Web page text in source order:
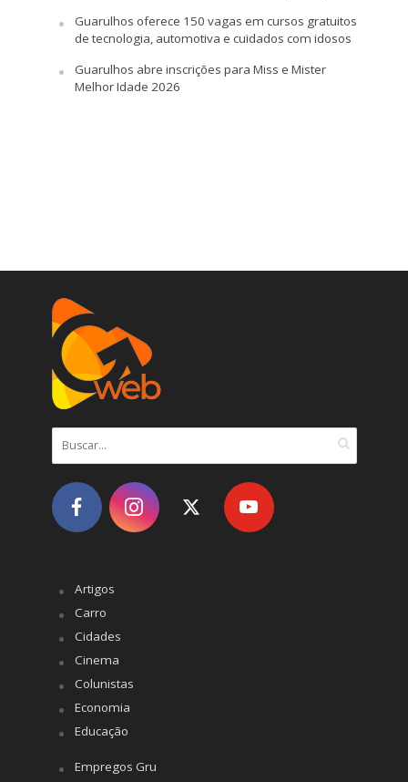
Guarulhos oferece 150 vagas em cursos gratuitos
de tecnologia, automotiva e cuidados com idosos
Guarulhos abre inscrições para Miss e Mister
Melhor Idade 2026
Artigos
Carro
Cidades
Cinema
Colunistas
Economia
Educação
Empregos Gru